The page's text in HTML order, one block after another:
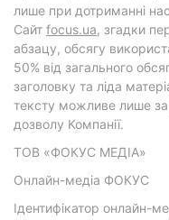
лише при дотриманні
Cайт focus.ua, згадки
абзацу, обсягу
50% від загального
заголовку та ліда
тексту можливе лише
дозволу Компанії.
ТОВ «ФОКУС МЕДІА»
Онлайн-медіа ФОКУС
Ідентифікатор онлайн-